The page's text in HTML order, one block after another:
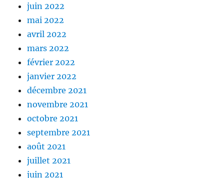
juin 2022
mai 2022
avril 2022
mars 2022
février 2022
janvier 2022
décembre 2021
novembre 2021
octobre 2021
septembre 2021
août 2021
juillet 2021
juin 2021